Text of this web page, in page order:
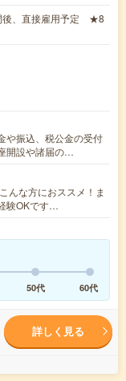
後、直接雇用予定 ★8
や振込、税公金の受付
開設や諸届の…
んな方におススメ！ま
験OKです…
50代 60代
詳しく見る